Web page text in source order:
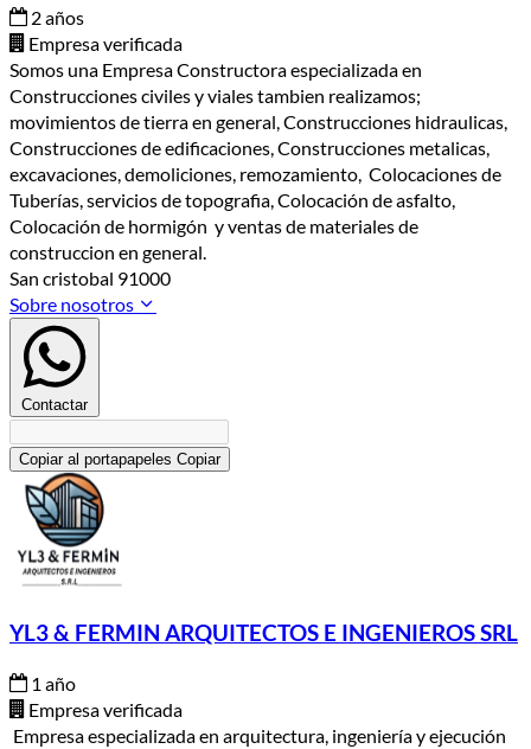
2 años
Empresa verificada
Somos una Empresa Constructora especializada en
Construcciones civiles y viales tambien realizamos;
movimientos de tierra en general, Construcciones hidraulicas,
Construcciones de edificaciones, Construcciones metalicas,
excavaciones, demoliciones, remozamiento, Colocaciones de
Tuberías, servicios de topografia, Colocación de asfalto,
Colocación de hormigón y ventas de materiales de
construccion en general.
San cristobal 91000
Sobre nosotros
Contactar
Copiar al portapapeles Copiar
YL3 & FERMIN ARQUITECTOS E INGENIEROS SRL
1 año
Empresa verificada
Empresa especializada en arquitectura, ingeniería y ejecución